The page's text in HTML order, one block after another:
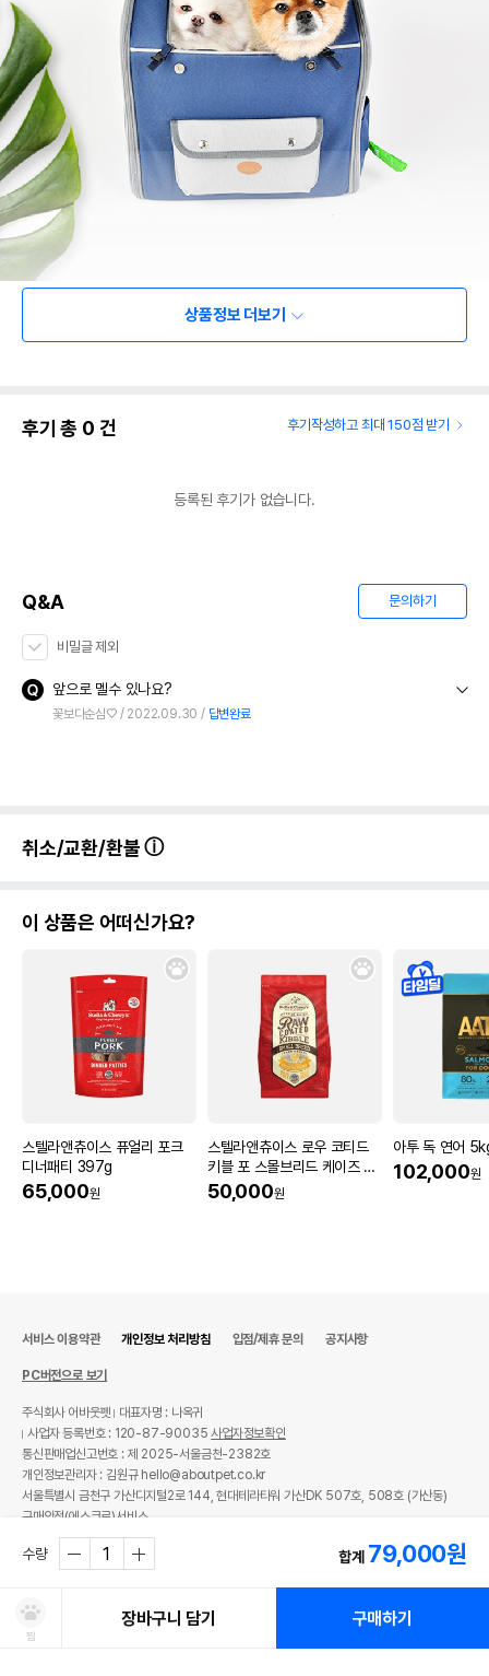
상품정보 더보기
후기 총 0 건 후기작성하고 최대 150점 받기
등록된 후기가 없습니다.
Q&A 문의하기
비밀글 제외
앞으로 멜수 있나요?
꽃보다순심♡ 2022.09.30 답변완료
취소/교환/환불
이 상품은 어떠신가요?
스텔라앤츄이스 퓨얼리 포크
디너패티 397g
65,000원
스텔라앤츄이스 로우 코티드
키블 포 스몰브리드 케이즈 프
리 치킨 1.6kg
50,000원
아투 독 연어
102,000원
수량 합계 79,000원
찜
장바구니 담기 구매하기
서비스 이용약관 개인정보 처리방침 입점/제휴 문의 공지사항
PC버전으로 보기
주식회사 어바웃펫
대표자명 : 나옥귀
사업자 등록번호 : 120-87-90035사업자정보확인
통신판매업신고번호 : 제 2025-서울금천-2382호
개인정보관리자 : 김원규 hello@aboutpet.co.kr
서울특별시 금천구 가산디지털2로 144, 현대테라타워 가산DK 507호, 508호 (가산동)
구매안전(에스크로)서비스
© copyright (c) www.aboutpet.co.kr all rights reserved.